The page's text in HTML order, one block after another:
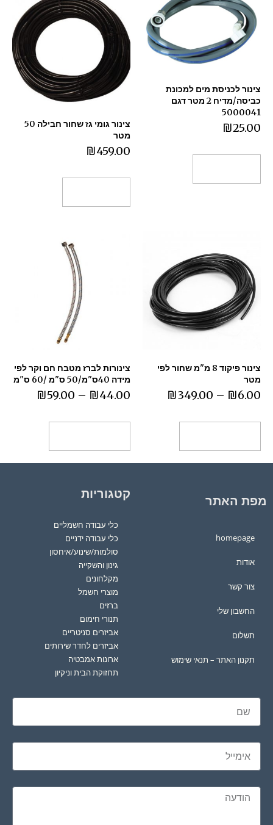
צינור לכניסת מים למכונת
כביסה/מדיח 2 מטר דגם
5000041
₪25.00
צינור גומי גז שחור חבילה 50
מטר
₪459.00
צינור פיקוד 8 מ"מ שחור לפי
מטר
₪6.00
–
₪349.00
צינורות לברז מטבח חם וקר לפי
מידה 40ס"מ/50 ס"מ /60 ס"מ
₪44.00
–
₪59.00
מפת האתר
homepage
אודות
צור קשר
החשבון שלי
תשלום
תקנון האתר – תנאי שימוש
קטגוריות
כלי עבודה חשמליים
כלי עבודה ידניים
סולמות/שינוע/איחסון
גינון והשקייה
מקלחונים
מוצרי חשמל
ברזים
תנורי חימום
אביזרים סניטריים
אביזרים לחדר שירותים
ארונות אמבטיה
תחזוקת הבית וניקיון